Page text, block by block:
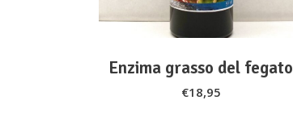
Enzima grasso del fegato
€18,95